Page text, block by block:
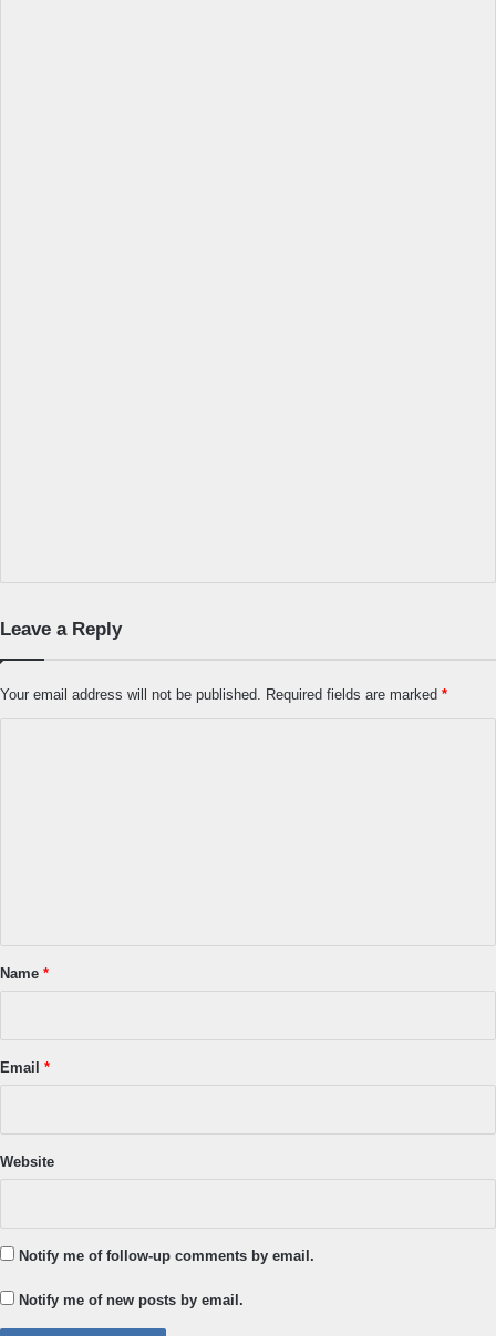
Leave a Reply
Your email address will not be published. Required fields are marked *
*
Name *
Email *
Website
Notify me of follow-up comments by email.
Notify me of new posts by email.